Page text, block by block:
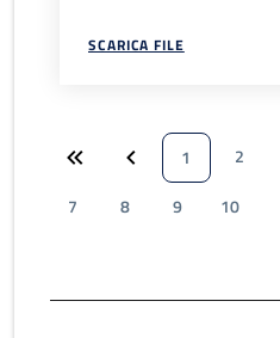
SCARICA FILE
1 2
7
8 9 10